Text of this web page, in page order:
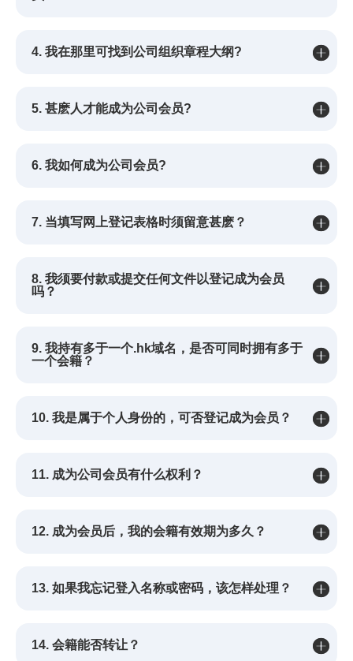
4. 我在那里可找到公司组织章程大纲?
5. 甚麽人才能成为公司会员?
6. 我如何成为公司会员?
7. 当填写网上登记表格时须留意甚麽？
8. 我须要付款或提交任何文件以登记成为会员
吗？
9. 我持有多于一个.hk域名，是否可同时拥有多于
一个会籍？
10. 我是属于个人身份的，可否登记成为会员？
11. 成为公司会员有什么权利？
12. 成为会员后，我的会籍有效期为多久？
13. 如果我忘记登入名称或密码，该怎样处理？
14. 会籍能否转让？